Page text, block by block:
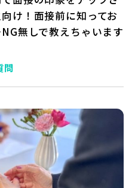
け！面接前に知ってお
無しで教えちゃいます
問